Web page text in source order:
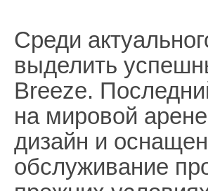
Среди
выделить
Breeze.
на мировой
дизайн и
обслуживание